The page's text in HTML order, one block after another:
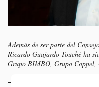
Además de ser parte del
Ricardo Guajardo Touché ha
Grupo BIMBO, Grupo Coppel,